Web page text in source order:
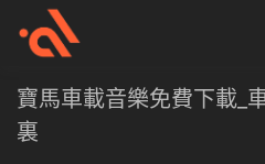
寶馬車載音樂免費下載_
裏